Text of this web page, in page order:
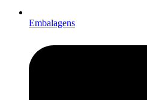
Embalagens